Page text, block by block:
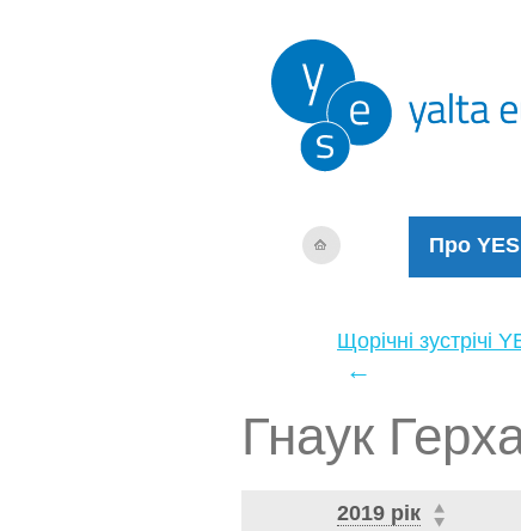
Про YES
Щорічні зустрічі
←
Гнаук
2019 рік